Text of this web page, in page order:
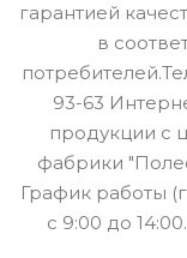
гарантией
в
93-63
продукции с
фабрики
График работы
с 9:00 до